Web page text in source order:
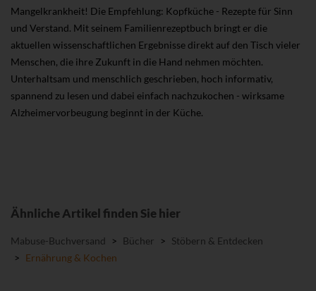
Mangelkrankheit! Die Empfehlung: Kopfküche - Rezepte für Sinn
und Verstand. Mit seinem Familienrezeptbuch bringt er die
aktuellen wissenschaftlichen Ergebnisse direkt auf den Tisch vieler
Menschen, die ihre Zukunft in die Hand nehmen möchten.
Unterhaltsam und menschlich geschrieben, hoch informativ,
spannend zu lesen und dabei einfach nachzukochen - wirksame
Alzheimervorbeugung beginnt in der Küche.
Ähnliche Artikel finden Sie hier
Mabuse-Buchversand > Bücher > Stöbern & Entdecken
> Ernährung & Kochen